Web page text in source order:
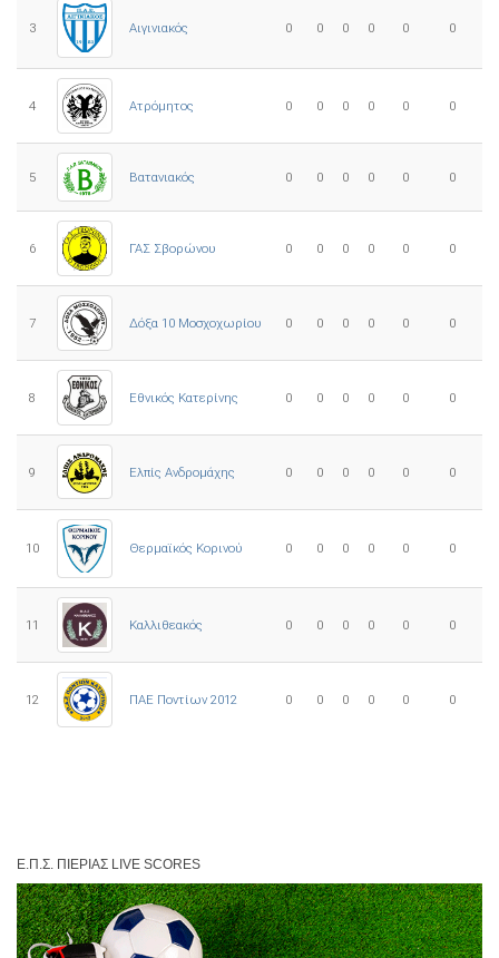
3 Αιγινιακός 0 0 0 0 0 0
4 Ατρόμητος 0 0 0 0 0 0
5 Βατανιακός 0 0 0 0 0 0
6 ΓΑΣ Σβορώνου 0 0 0 0 0 0
7 Δόξα 10 Μοσχοχωρίου 0 0 0 0 0 0
8 Εθνικός Κατερίνης 0 0 0 0 0 0
9 Ελπίς Ανδρομάχης 0 0 0 0 0 0
10 Θερμαϊκός Κορινού 0 0 0 0 0 0
11 Καλλιθεακός 0 0 0 0 0 0
12 ΠΑΕ Ποντίων 2012 0 0 0 0 0 0
Ε.Π.Σ. ΠΙΕΡΊΑΣ LIVE SCORES